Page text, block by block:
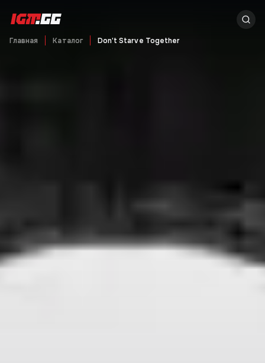
Главная Каталог Don't Starve Together